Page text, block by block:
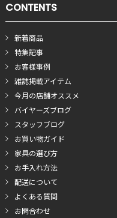
CONTENTS
新着商品
特集記事
お客様事例
雑誌掲載アイテム
今月の店舗オススメ
バイヤーズブログ
スタッフブログ
お買い物ガイド
家具の選び方
お手入れ方法
配送について
よくある質問
お問合わせ